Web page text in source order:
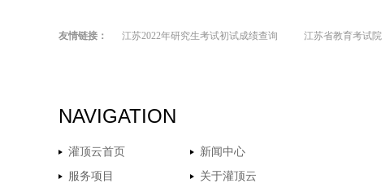
友情链接： 江苏2022年研究生考试初试成绩查询 江苏省教育考试院
NAVIGATION
灌顶云首页
新闻中心
服务项目
关于灌顶云